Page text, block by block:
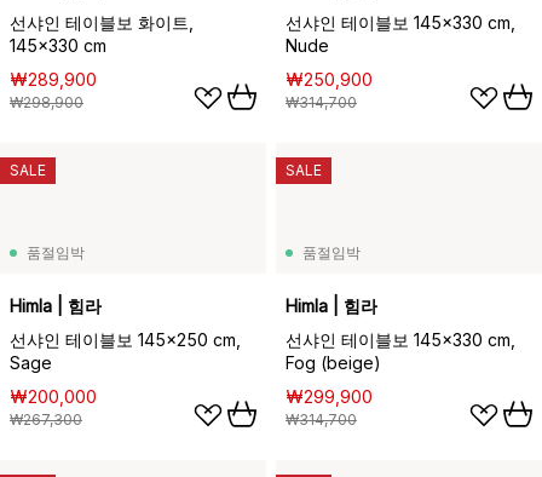
선샤인 테이블보 화이트,
145x330 cm
₩289,900
₩298,900
선샤인 테이블보 145x330 cm,
Nude
₩250,900
₩314,700
품절임박
Himla | 힘라
선샤인 테이블보 145x250 cm,
Sage
₩200,000
₩267,300
SALE
품절임박
Himla | 힘라
선샤인 테이블보 145x330 cm,
Fog (beige)
₩299,900
₩314,700
SALE